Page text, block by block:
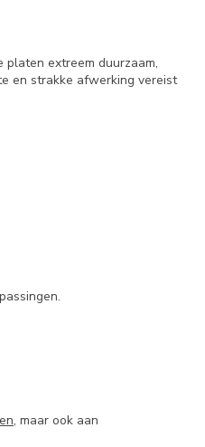
extreem duurzaam,
en strakke afwerking vereist
, maar ook aan